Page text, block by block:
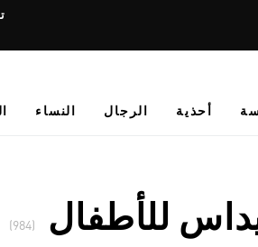
أحذية الرجال النساء
للأطفال